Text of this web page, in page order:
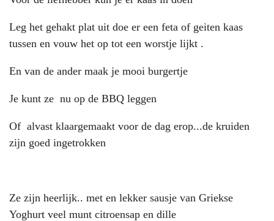
Leg het gehakt plat uit doe er een feta of geiten kaas
tussen en vouw het op tot een worstje lijkt .
En van de ander maak je mooi burgertje
Je kunt ze nu op de BBQ leggen
Of alvast klaargemaakt voor de dag erop...de kruiden
zijn goed ingetrokken
Ze zijn heerlijk.. met en lekker sausje van Griekse
Yoghurt veel munt citroensap en dille